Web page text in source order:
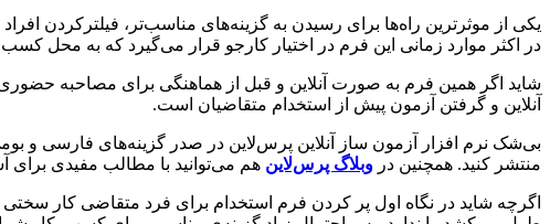
یکی از موثرترین راه‌ها برای رسیدن به گزینه‌های مناسب‌تر، فیلترکردن
در اکثر موارد زمانی این فرم در اختیار کارجو قرار می‌گیرد که به محل
شاید اگر همین فرم به صورت آنلاین و قبل از هماهنگی برای مصاحبه
آنلاین و گرفتن آزمون پیش از استخدام متقاضیان است.
بی‌شک نرم‌ افزار آزمون ساز آنلاین پرس‌لاین در صدر گزینه‌های فارسی و
منتشر کنید. همچنین در وبلاگ پرس‌لاین هم می‌توانید با مطالب مفیدی برای
اگرچه شاید در نگاه اول پر کردن فرم استخدام برای فرد متقاضی کار